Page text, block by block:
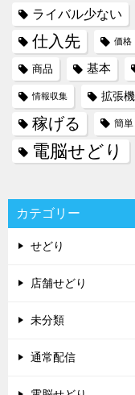
ライバル少ない
仕入先 価格
商品 基本
情報収集 拡張
稼げる 簡単
電脳せどり
カテゴリー
せどり
店舗せどり
未分類
通常配信